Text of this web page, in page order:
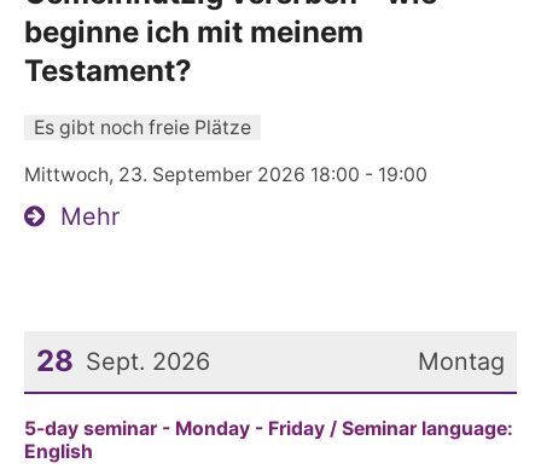
beginne ich mit meinem
Testament?
Es gibt noch freie Plätze
Mittwoch, 23. September 2026 18:00 - 19:00
Mehr
Montag
28 Sept. 2026
Datum: 28. September 2026
5-day seminar - Monday - Friday / Seminar language:
English